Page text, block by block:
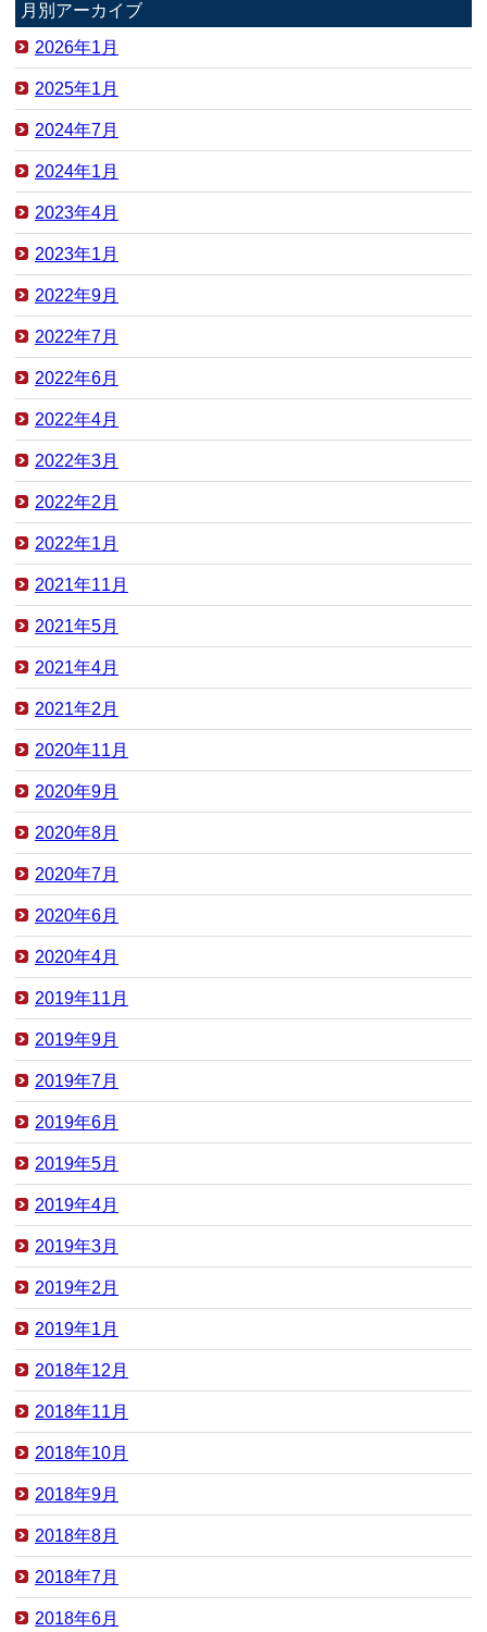
月別アーカイブ
2026年1月
2025年1月
2024年7月
2024年1月
2023年4月
2023年1月
2022年9月
2022年7月
2022年6月
2022年4月
2022年3月
2022年2月
2022年1月
2021年11月
2021年5月
2021年4月
2021年2月
2020年11月
2020年9月
2020年8月
2020年7月
2020年6月
2020年4月
2019年11月
2019年9月
2019年7月
2019年6月
2019年5月
2019年4月
2019年3月
2019年2月
2019年1月
2018年12月
2018年11月
2018年10月
2018年9月
2018年8月
2018年7月
2018年6月